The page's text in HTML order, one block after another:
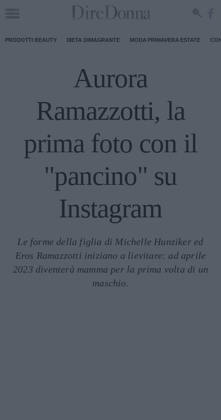
PRODOTTI BEAUTY DIETA DIMAGRANTE MODA PRIMAVERA ESTATE
Aurora
Ramazzotti, la
prima foto con il
"pancino" su
Instagram
Le forme della figlia di Michelle Hunziker ed
Eros Ramazzotti iniziano a lievitare: ad aprile
2023 diventerà mamma per la prima volta di un
maschio.